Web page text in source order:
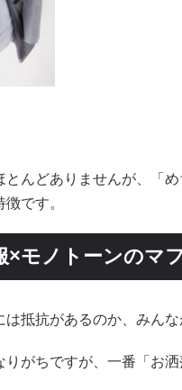
とんどありませんが、「
です。
×モノトーンのマ
抵抗があるのか、みんな
りがちですが、一番「お